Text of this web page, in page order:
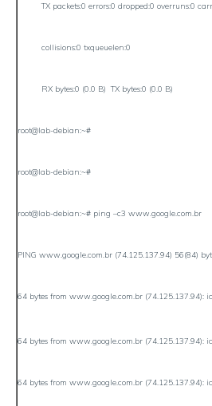
TX packets:0 errors:0 dropped:0 overruns:0
collisions:0 txqueuelen:0
RX bytes:0 (0.0 B) TX bytes:0 (0.0 B)
root@lab-debian:~#
root@lab-debian:~#
root@lab-debian:~# ping –c3 www.google.com.br
PING www.google.com.br (74.125.137.94) 56(84)
64 bytes from www.google.com.br (74.125.137.94):
64 bytes from www.google.com.br (74.125.137.94):
64 bytes from www.google.com.br (74.125.137.94):